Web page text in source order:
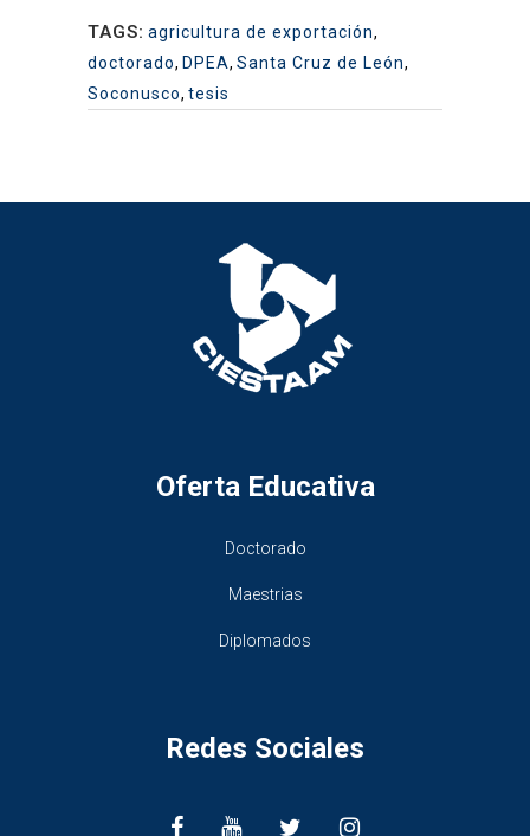
TAGS: agricultura de exportación,
doctorado, DPEA, Santa Cruz de León,
Soconusco, tesis
Oferta Educativa
Doctorado
Maestrias
Diplomados
Redes Sociales